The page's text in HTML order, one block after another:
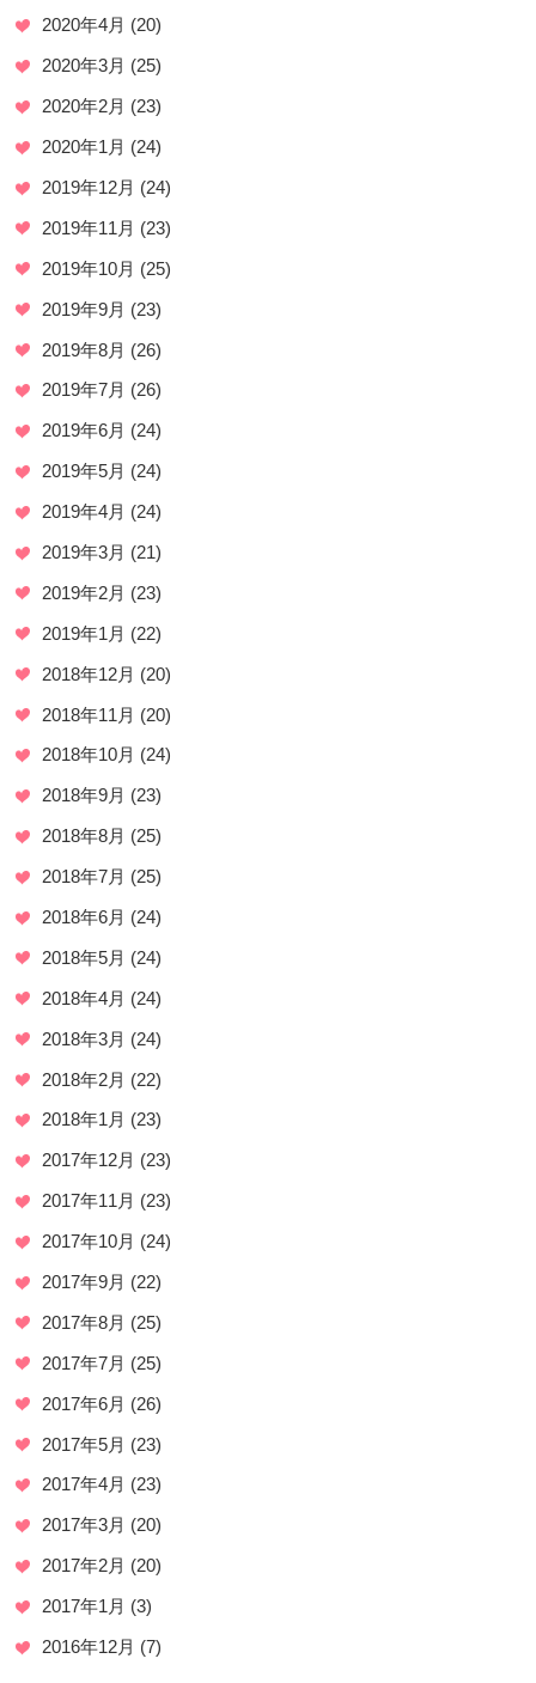
2020年4月 (20)
2020年3月 (25)
2020年2月 (23)
2020年1月 (24)
2019年12月 (24)
2019年11月 (23)
2019年10月 (25)
2019年9月 (23)
2019年8月 (26)
2019年7月 (26)
2019年6月 (24)
2019年5月 (24)
2019年4月 (24)
2019年3月 (21)
2019年2月 (23)
2019年1月 (22)
2018年12月 (20)
2018年11月 (20)
2018年10月 (24)
2018年9月 (23)
2018年8月 (25)
2018年7月 (25)
2018年6月 (24)
2018年5月 (24)
2018年4月 (24)
2018年3月 (24)
2018年2月 (22)
2018年1月 (23)
2017年12月 (23)
2017年11月 (23)
2017年10月 (24)
2017年9月 (22)
2017年8月 (25)
2017年7月 (25)
2017年6月 (26)
2017年5月 (23)
2017年4月 (23)
2017年3月 (20)
2017年2月 (20)
2017年1月 (3)
2016年12月 (7)